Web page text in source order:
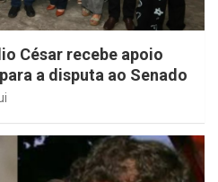
César recebe apoio
a disputa ao Senado